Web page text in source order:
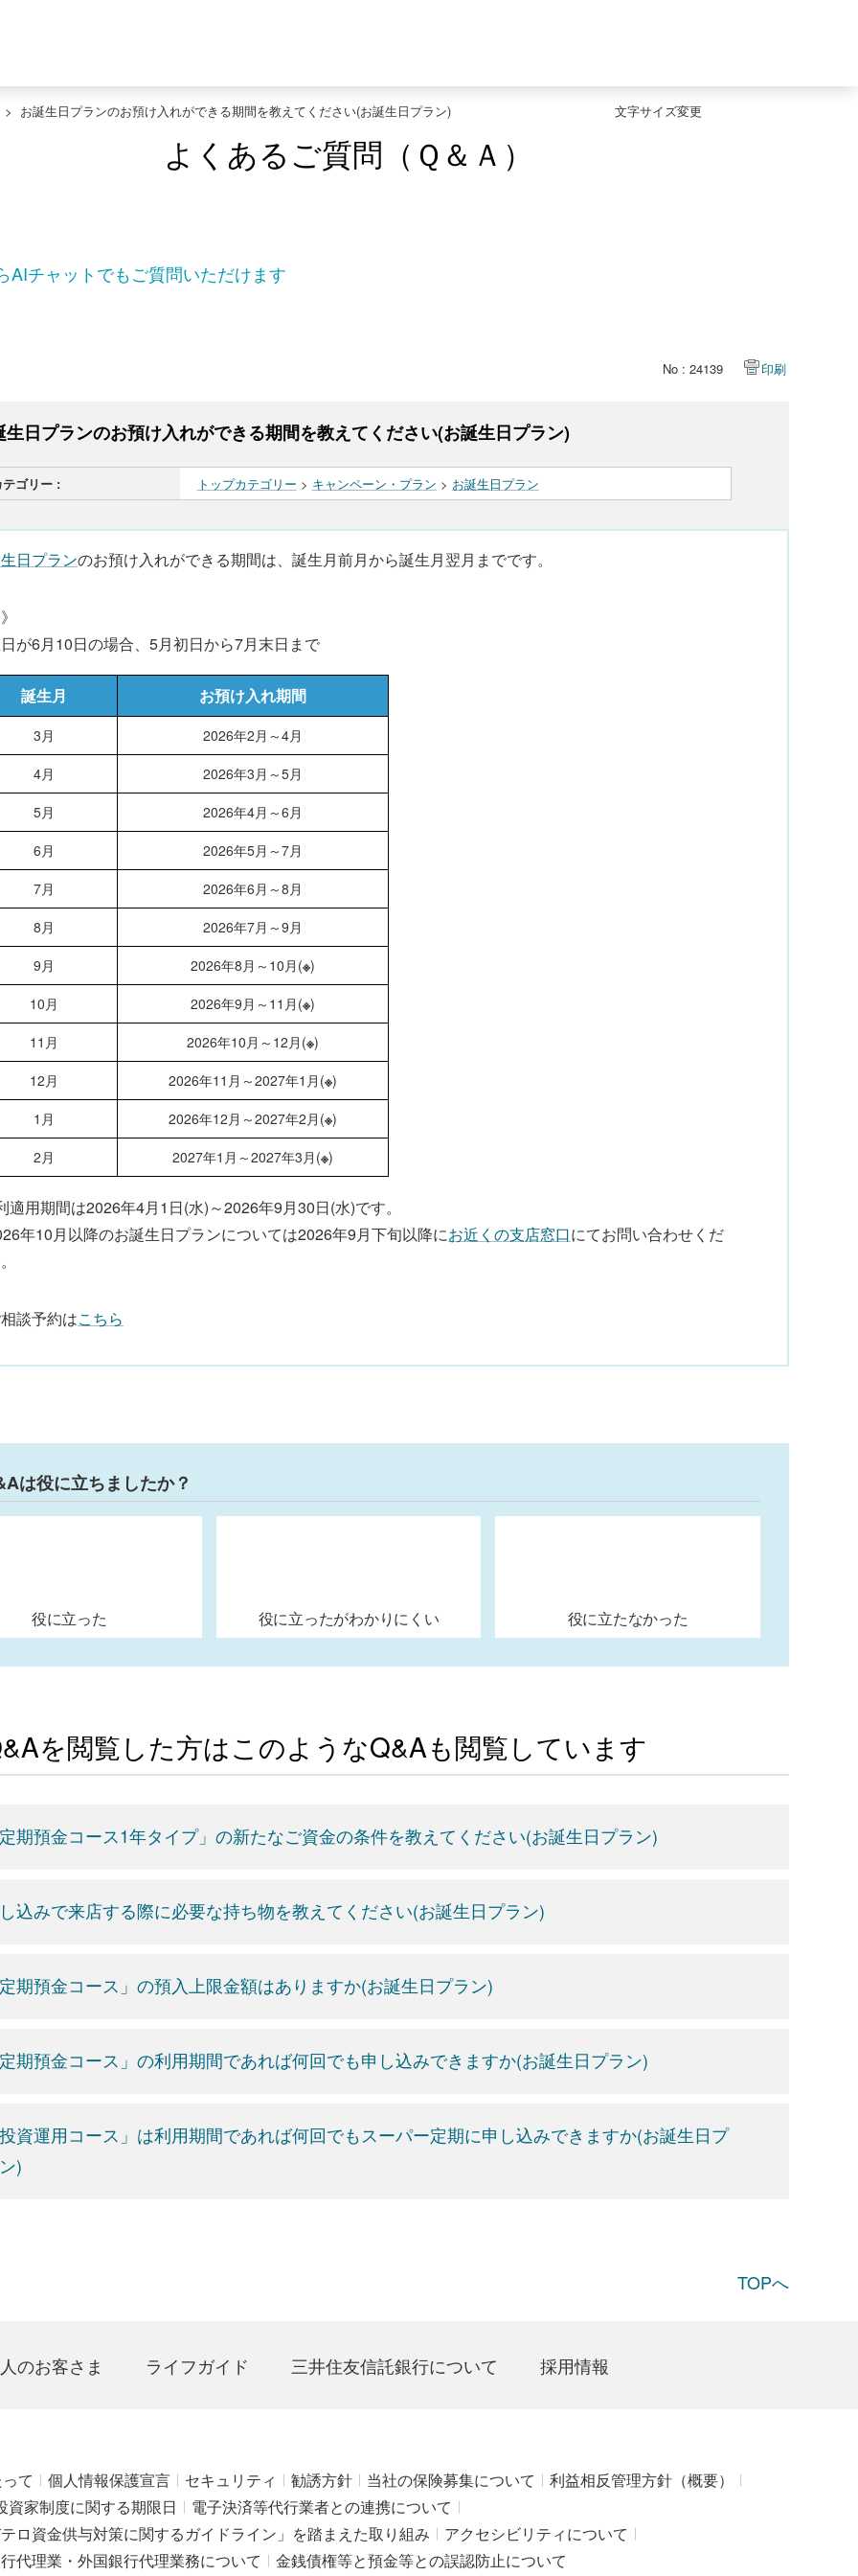
文字サイズ変更
> お誕生日プランのお預け入れができる期間を教えてください(お誕生日プラン)
よくあるご質問（Ｑ＆Ａ）
AIチャットでもご質問いただけます
No : 24139 印刷
生日プランのお預け入れができる期間を教えてください(お誕生日プラン)
テゴリー : トップカテゴリー > キャンペーン・プラン > お誕生日プラン
日プランのお預け入れができる期間は、誕生月前月から誕生月翌月までです。
が6月10日の場合、5月初日から7月末日まで
誕生月 お預け入れ期間
3月
2026年2月～4月
4月
2026年3月～5月
5月
2026年4月～6月
6月
2026年5月～7月
7月
2026年6月～8月
8月
2026年7月～9月
9月
2026年8月～10月(※)
10月
2026年9月～11月(※)
11月
2026年10月～12月(※)
12月
2026年11月～2027年1月(※)
1月
2026年12月～2027年2月(※)
2月
2027年1月～2027年3月(※)
適用期間は2026年4月1日(水)～2026年9月30日(水)です。
年10月以降のお誕生日プランについては2026年9月下旬以降にお近くの支店窓口にてお問い合わせくだ
談予約はこちら
は役に立ちましたか？
役に立った 役に立ったがわかりにくい 役に立たなかった
を閲覧した方はこのようなQ&Aも閲覧しています
定期預金コース1年タイプ」の新たなご資金の条件を教えてください(お誕生日プラン)
込みで来店する際に必要な持ち物を教えてください(お誕生日プラン)
定期預金コース」の預入上限金額はありますか(お誕生日プラン)
定期預金コース」の利用期間であれば何回でも申し込みできますか(お誕生日プラン)
投資運用コース」は利用期間であれば何回でもスーパー定期に申し込みできますか(お誕生日プ
)
TOPへ
のお客さま ライフガイド 三井住友信託銀行について 採用情報
て 個人情報保護宣言 セキュリティ 勧誘方針 当社の保険募集について
利益相反管理方針（概要）
資家制度に関する期限日
電子決済等代行業者との連携について
ロ資金供与対策に関するガイドライン」を踏まえた取り組み
アクセシビリティについて
代理業・外国銀行代理業務について
金銭債権等と預金等との誤認防止について